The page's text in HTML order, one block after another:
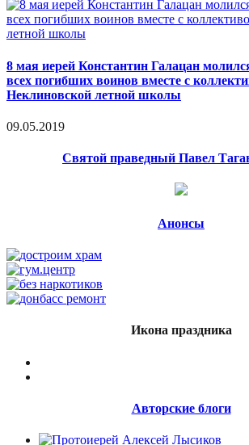
8 мая иерей Константин Галацан
всех погибших воинов вместе с
Неклиновской летной школы
09.05.2019
Святой праведный Павел
Анонсы
Икона праздника
Авторские блоги